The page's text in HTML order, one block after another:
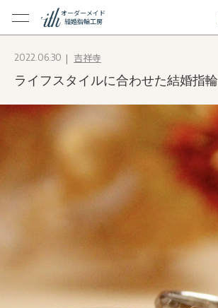
オーダーメイド
結婚指輪工房
メイド
リー
問
2022.06.30 吉祥寺
ライフスタイルに合わせた結婚指輪